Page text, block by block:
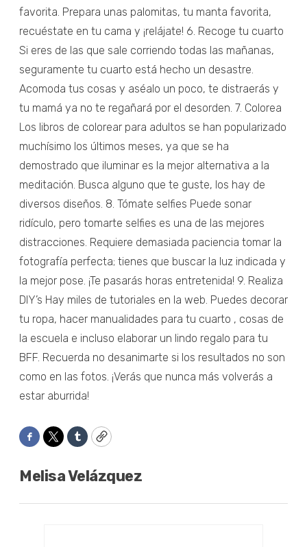
favorita. Prepara unas palomitas, tu manta favorita,
recuéstate en tu cama y ¡relájate! 6. Recoge tu cuarto
Si eres de las que sale corriendo todas las mañanas,
seguramente tu cuarto está hecho un desastre.
Acomoda tus cosas y aséalo un poco, te distraerás y
tu mamá ya no te regañará por el desorden. 7. Colorea
Los libros de colorear para adultos se han popularizado
muchísimo los últimos meses, ya que se ha
demostrado que iluminar es la mejor alternativa a la
meditación. Busca alguno que te guste, los hay de
diversos diseños. 8. Tómate selfies Puede sonar
ridículo, pero tomarte selfies es una de las mejores
distracciones. Requiere demasiada paciencia tomar la
fotografía perfecta; tienes que buscar la luz indicada y
la mejor pose. ¡Te pasarás horas entretenida! 9. Realiza
DIY’s Hay miles de tutoriales en la web. Puedes decorar
tu ropa, hacer manualidades para tu cuarto , cosas de
la escuela e incluso elaborar un lindo regalo para tu
BFF. Recuerda no desanimarte si los resultados no son
como en las fotos. ¡Verás que nunca más volverás a
estar aburrida!
Facebook
TwitterTumblrCopy
Melisa Velázquez